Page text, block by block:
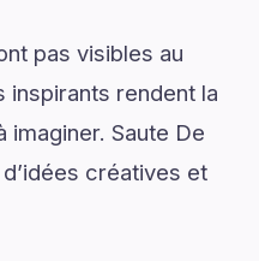
pas visibles au
inspirants rendent la
Saute De
créatives et